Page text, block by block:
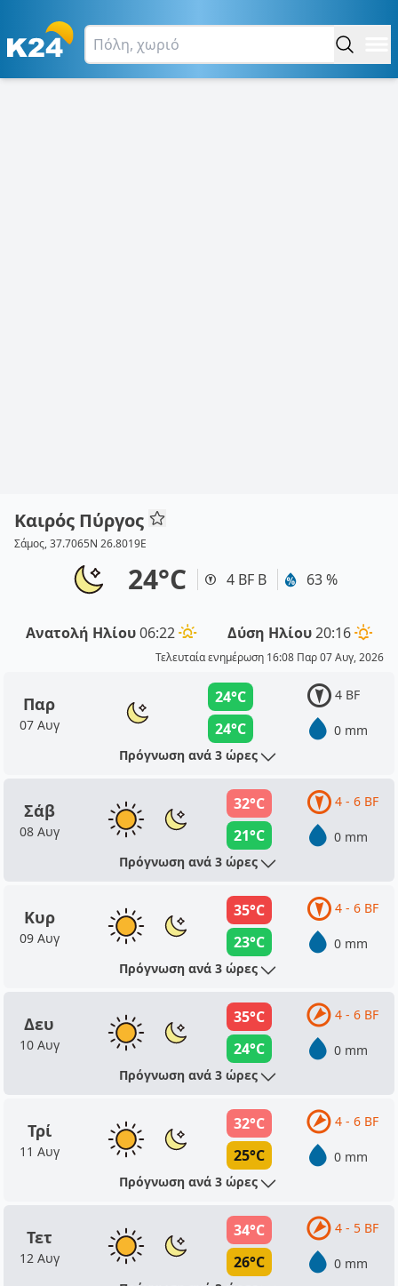
Καιρός Πύργος
Σάμος, 37.7065N 26.8019E
24°C 4 BF Β 63 %
Ανατολή Ηλίου06:22 Δύση Ηλίου20:16
Τελευταία ενημέρωση 16:08 Παρ 07 Αυγ, 2026
Παρ
07 Αυγ
24°C
24°C
4 BF
0 mm
Πρόγνωση ανά 3 ώρες
Σάβ
08 Αυγ
32°C
21°C
4 - 6 BF
0 mm
Πρόγνωση ανά 3 ώρες
Κυρ
09 Αυγ
35°C
23°C
4 - 6 BF
0 mm
Πρόγνωση ανά 3 ώρες
Δευ
10 Αυγ
35°C
24°C
4 - 6 BF
0 mm
Πρόγνωση ανά 3 ώρες
Τρί
11 Αυγ
32°C
25°C
4 - 6 BF
0 mm
Πρόγνωση ανά 3 ώρες
Τετ
12 Αυγ
34°C
26°C
4 - 5 BF
0 mm